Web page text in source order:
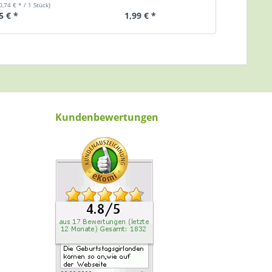
€ * / 1 Stück)
€ * 1,99 € *
Kundenbewertungen